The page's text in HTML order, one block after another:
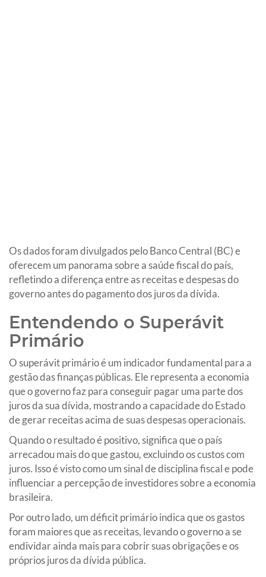
Os dados foram divulgados pelo Banco Central (BC) e
oferecem um panorama sobre a saúde fiscal do país,
refletindo a diferença entre as receitas e despesas do
governo antes do pagamento dos juros da dívida.
Entendendo o Superávit
Primário
O superávit primário é um indicador fundamental para a
gestão das finanças públicas. Ele representa a economia
que o governo faz para conseguir pagar uma parte dos
juros da sua dívida, mostrando a capacidade do Estado
de gerar receitas acima de suas despesas operacionais.
Quando o resultado é positivo, significa que o país
arrecadou mais do que gastou, excluindo os custos com
juros. Isso é visto como um sinal de disciplina fiscal e pode
influenciar a percepção de investidores sobre a economia
brasileira.
Por outro lado, um déficit primário indica que os gastos
foram maiores que as receitas, levando o governo a se
endividar ainda mais para cobrir suas obrigações e os
próprios juros da dívida pública.